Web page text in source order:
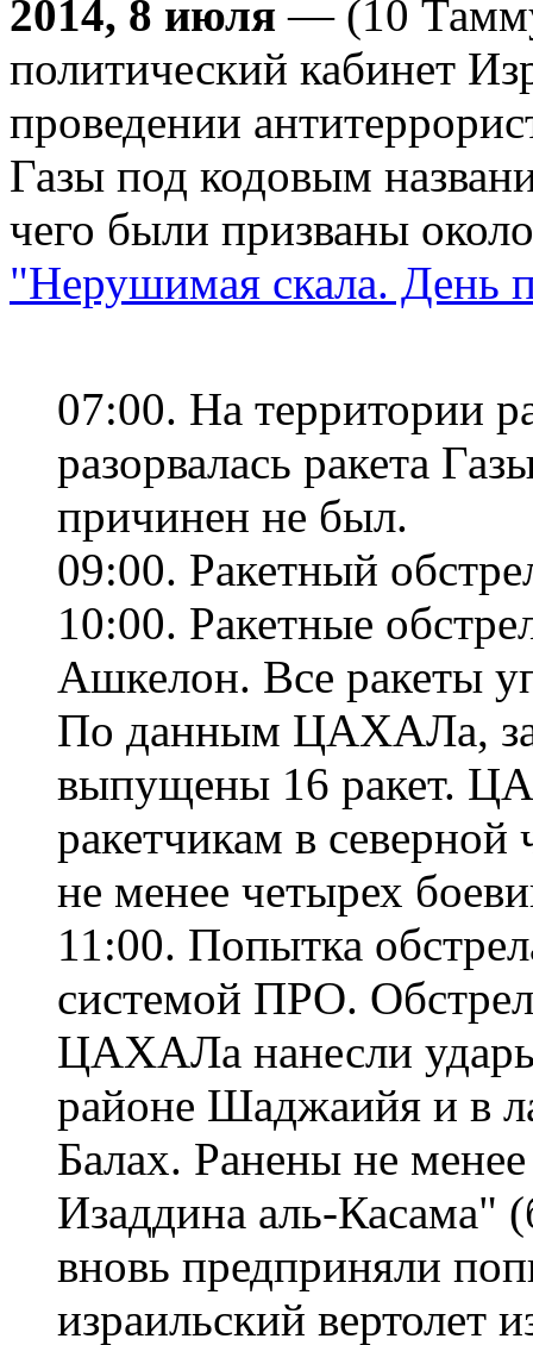
2014, 8 июля — (10
политический кабинет
проведении
Газы под кодовым
чего были призваны
"Нерушимая скала. День
07:00. На территории
разорвалась ракета
причинен не был.
09:00. Ракетный
10:00. Ракетные
Ашкелон. Все ракеты
По данным ЦАХАЛа, за
выпущены 16 ракет.
ракетчикам в северной
не менее четырех
11:00. Попытка
системой ПРО.
ЦАХАЛа нанесли
районе Шаджаийя и в
Балах. Ранены не
Изаддина аль-
вновь предприняли
израильский вертолет